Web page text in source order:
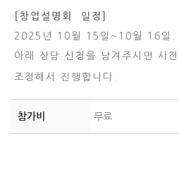
[창업설명회 일정]
2025년 10월 15일~10월 16일.
아래 상담 신청을 남겨주시면 사
조정해서 진행합니다.
참가비 무료